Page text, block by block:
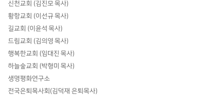
신천교회 (김진모 목사)
황항교회 (이선규 목사)
길교회 (이윤석 목사)
드림교회 (김의영 목사)
행복한교회 (임대진 목사)
하늘숲교회 (박형미 목사)
생명평화연구소
전국은퇴목사회(김덕재 은퇴목사)